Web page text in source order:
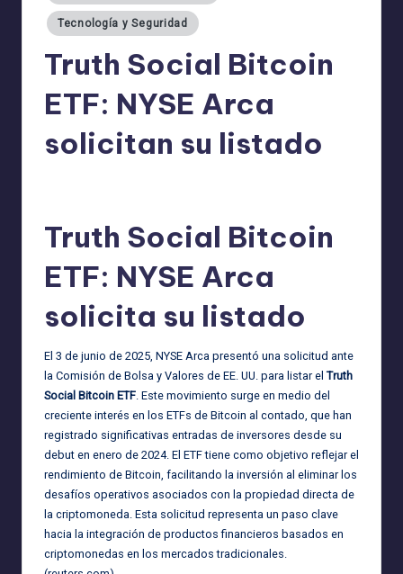
Tecnología y Seguridad
Truth Social Bitcoin
ETF: NYSE Arca
solicitan su listado
Truth Social Bitcoin
ETF: NYSE Arca
solicita su listado
El 3 de junio de 2025, NYSE Arca presentó una solicitud ante
la Comisión de Bolsa y Valores de EE. UU. para listar el Truth
Social Bitcoin ETF . Este movimiento surge en medio del
creciente interés en los ETFs de Bitcoin al contado, que han
registrado significativas entradas de inversores desde su
debut en enero de 2024. El ETF tiene como objetivo reflejar el
rendimiento de Bitcoin, facilitando la inversión al eliminar los
desafíos operativos asociados con la propiedad directa de
la criptomoneda. Esta solicitud representa un paso clave
hacia la integración de productos financieros basados en
criptomonedas en los mercados tradicionales.